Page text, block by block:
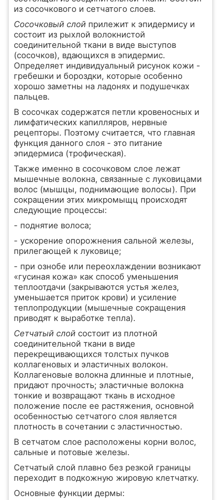
из сосочкового и сетчатого слоев.
Сосочковый слой прилежит к эпидермису и
состоит из рыхлой волокнистой
соединительной ткани в виде выступов
(сосочков), вдающихся в эпидермис.
Определяет индивидуальный рисунок кожи -
гребешки и бороздки, которые особенно
хорошо заметны на ладонях и подушечках
пальцев.
В сосочках содержатся петли кровеносных и
лимфатических капилляров, нервные
рецепторы. Поэтому считается, что главная
функция данного слоя - это питание
эпидермиса (трофическая).
Также именно в сосочковом слое лежат
мышечные волокна, связанные с луковицами
волос (мышцы, поднимающие волосы). При
сокращении этих микромыщц происходят
следующие процессы:
- поднятие волоса;
- ускорение опорожнения сальной железы,
прилегающей к луковице;
- при ознобе или переохлаждении возникают
«гусиная кожа» как способ уменьшения
теплоотдачи (закрываются устья желез,
уменьшается приток крови) и усиление
теплопродукции (мышечные сокращения
приводят к выработке тепла).
Сетчатый слой состоит из плотной
соединительной ткани в виде
перекрещивающихся толстых пучков
коллагеновых и эластичных волокон.
Коллагеновые волокна длинные и плотные,
придают прочность; эластичные волокна
тонкие и возвращают ткань в исходное
положение после ее растяжения, основной
особенностью сетчатого слоя является
плотность в сочетании с эластичностью.
В сетчатом слое расположены корни волос,
сальные и потовые железы.
Сетчатый слой плавно без резкой границы
переходит в подкожную жировую клетчатку.
Основные функции дермы: